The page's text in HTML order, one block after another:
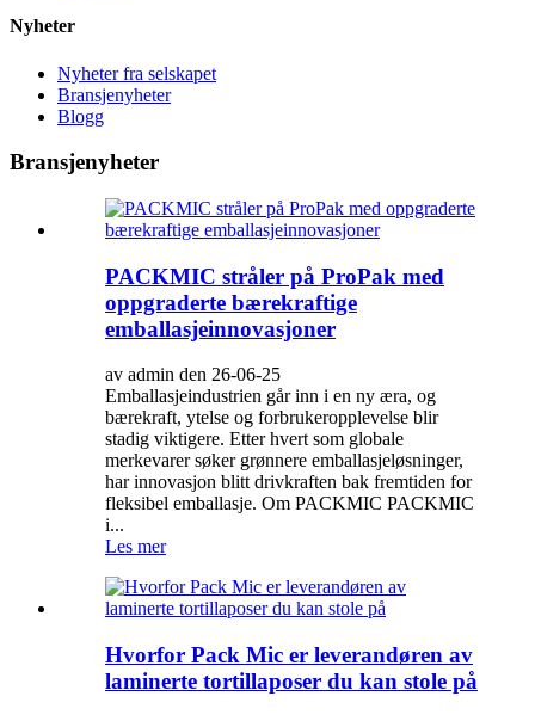
Nyheter
Nyheter fra selskapet
Bransjenyheter
Blogg
Bransjenyheter
PACKMIC stråler på ProPak med
oppgraderte bærekraftige
emballasjeinnovasjoner
av admin den 26-06-25
Emballasjeindustrien går inn i en ny æra, og
bærekraft, ytelse og forbrukeropplevelse blir
stadig viktigere. Etter hvert som globale
merkevarer søker grønnere emballasjeløsninger,
har innovasjon blitt drivkraften bak fremtiden for
fleksibel emballasje. Om PACKMIC PACKMIC
i...
Les mer
Hvorfor Pack Mic er leverandøren av
laminerte tortillaposer du kan stole på